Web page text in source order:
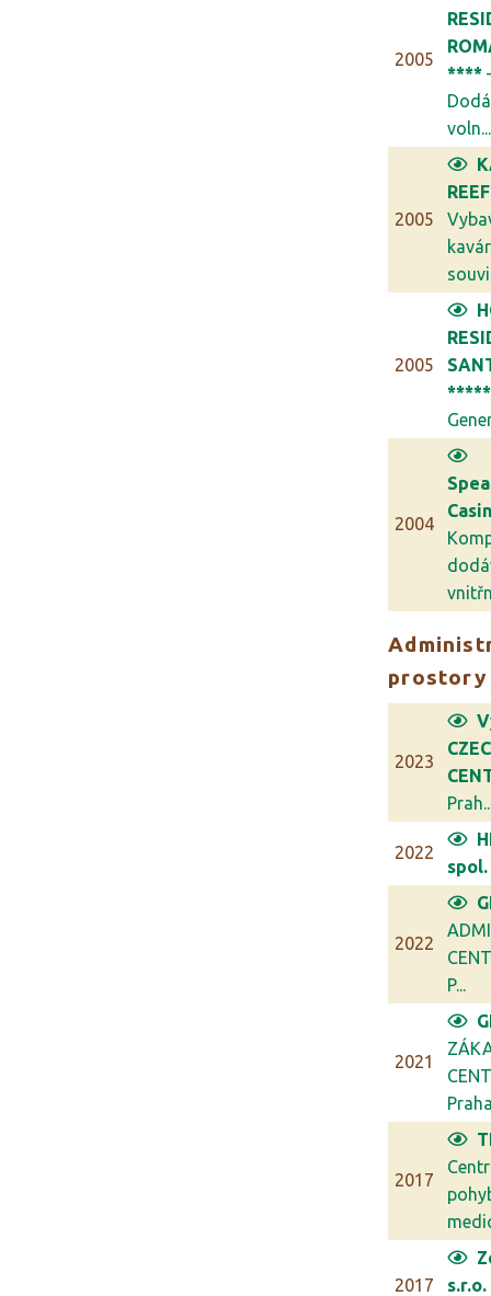
2005
****
voln...
2005
REEF
2005
*****
2004
prostory
2023
2022
spol.
2022
P...
2021
2017
2017
s.r.o.